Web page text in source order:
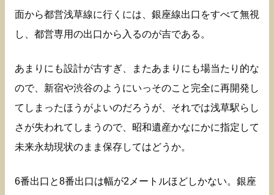
面から都営浅草線に行くには、銀座線出口をすべて無視
し、都営専用の出口から入るのが吉である。
あまりにも設計が古すぎ、またあまりにも場当たり的な
ので、新宿や渋谷のようにいっそのこと完全に再開発し
てしまったほうがよいのだろうが、それでは浅草駅らし
さが失われてしまうので、昭和遺産かなにかに指定して
未来永劫現状のまま保存してはどうか。
6番出口と8番出口は幅が2メートルほどしかない。銀座